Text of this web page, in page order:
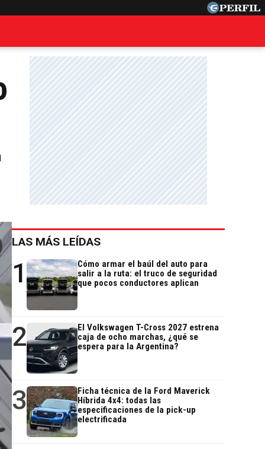
LAS MÁS LEÍDAS
1
Cómo armar el baúl del auto para
salir a la ruta: el truco de seguridad
que pocos conductores aplican
2
El Volkswagen T-Cross 2027 estrena
caja de ocho marchas, ¿qué se
espera para la Argentina?
3
Ficha técnica de la Ford Maverick
Híbrida 4x4: todas las
especificaciones de la pick-up
electrificada